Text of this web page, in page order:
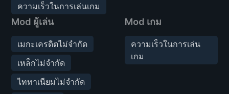
ความเร็วในการเล่นเกม
Mod ผู้เล่น
เมกะเครดิตไม่จำกัด
เหล็กไม่จำกัด
ไททาเนียมไม่จำกัด
Mod เกม
ความเร็วในการเล่น
เกม